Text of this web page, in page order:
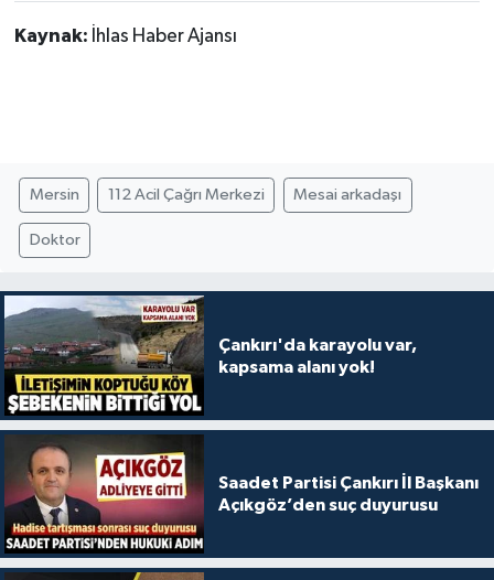
Kaynak: İhlas Haber Ajansı
Mersin 112 Acil Çağrı Merkezi Mesai arkadaşı
Doktor
Çankırı'da karayolu var,
kapsama alanı yok!
Saadet Partisi Çankırı İl Başkanı
Açıkgöz’den suç duyurusu